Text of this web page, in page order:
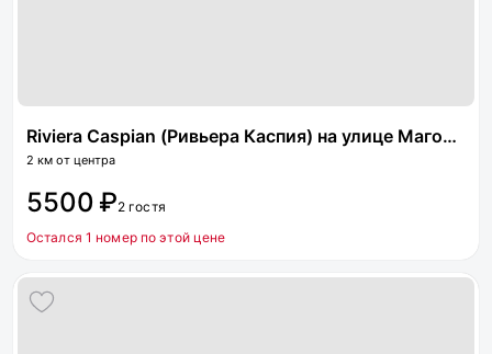
Riviera Caspian (Ривьера Каспия) на улице Магомедали Магомеджановa 31
2 км от центра
5500 ₽2 гостя
Остался 1 номер по этой цене